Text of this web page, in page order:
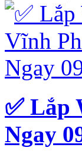
✅ Lắp
Ngay